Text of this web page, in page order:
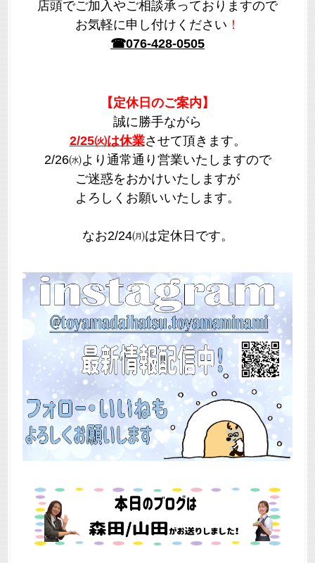
店頭でご加入やご相談承っておりますので
お気軽に申し付けください ！
☎076-428-0505
【定休日のご案内】
誠に勝手ながら
2/25㈫は休業させて頂きます。
2/26㈬より通常通り営業いたしますので
ご迷惑をおかけいたしますが
よろしくお願いいたします。
なお2/24㈪は定休日です。